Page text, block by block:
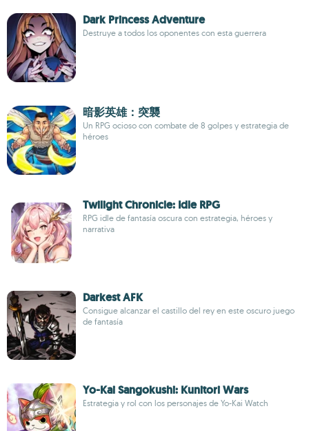
Dark Princess Adventure
Destruye a todos los oponentes con esta guerrera
暗影英雄：突襲
Un RPG ocioso con combate de 8 golpes y estrategia de
héroes
Twilight Chronicle: Idle RPG
RPG idle de fantasía oscura con estrategia, héroes y
narrativa
Darkest AFK
Consigue alcanzar el castillo del rey en este oscuro juego
de fantasía
Yo-Kai Sangokushi: Kunitori Wars
Estrategia y rol con los personajes de Yo-Kai Watch